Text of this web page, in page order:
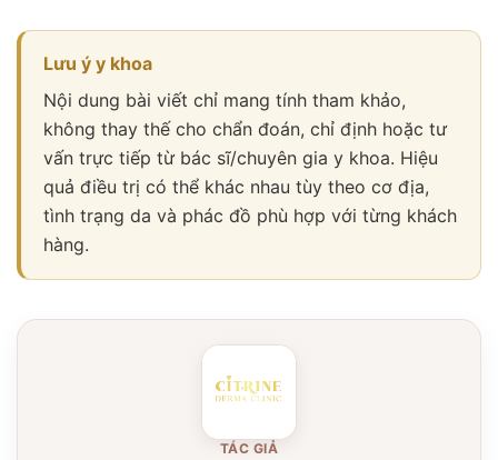
Lưu ý y khoa
Nội dung bài viết chỉ mang tính tham khảo,
không thay thế cho chẩn đoán, chỉ định hoặc tư
vấn trực tiếp từ bác sĩ/chuyên gia y khoa. Hiệu
quả điều trị có thể khác nhau tùy theo cơ địa,
tình trạng da và phác đồ phù hợp với từng khách
hàng.
TÁC GIẢ